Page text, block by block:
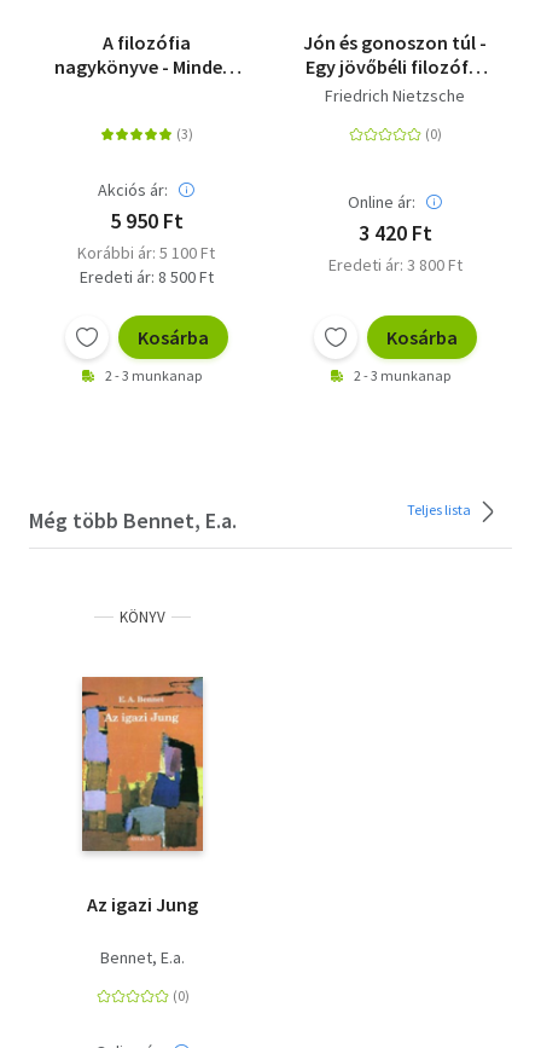
A filozófia
nagykönyve - Minden,
Akciós ár:
5 950 Ft
Korábbi ár: 5 100 Ft
Eredeti ár: 8 500 Ft
Kosárba
2 - 3 munkanap
Jón és gonoszon túl -
Egy jövőbéli filozófia
előjátéka
Friedrich Nietzsche
Online ár:
3 420 Ft
Eredeti ár: 3 800 Ft
Kosárba
2 - 3 munkanap
Még több Bennet, E.a. Teljes lista
KÖNYV
Az igazi Jung
Bennet, E.a.